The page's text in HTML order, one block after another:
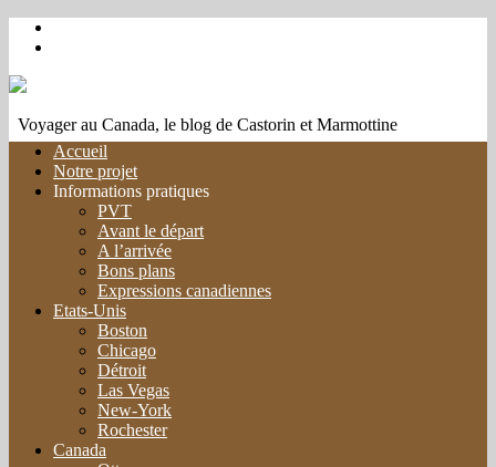
Voyager au Canada, le blog de Castorin et Marmottine
Accueil
Notre projet
Informations pratiques
PVT
Avant le départ
A l’arrivée
Bons plans
Expressions canadiennes
Etats-Unis
Boston
Chicago
Détroit
Las Vegas
New-York
Rochester
Canada